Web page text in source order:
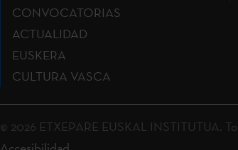
CONVOCATORIAS
ACTUALIDAD
EUSKERA
CULTURA VASCA
© 2026 ETXEPARE EUSKAL INSTITUTUA.